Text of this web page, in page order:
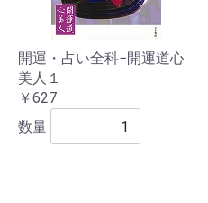
開運・占い全科−開運道心
美人１
￥627
数量